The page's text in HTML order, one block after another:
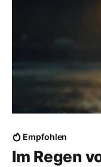
Empfohlen
Im Regen